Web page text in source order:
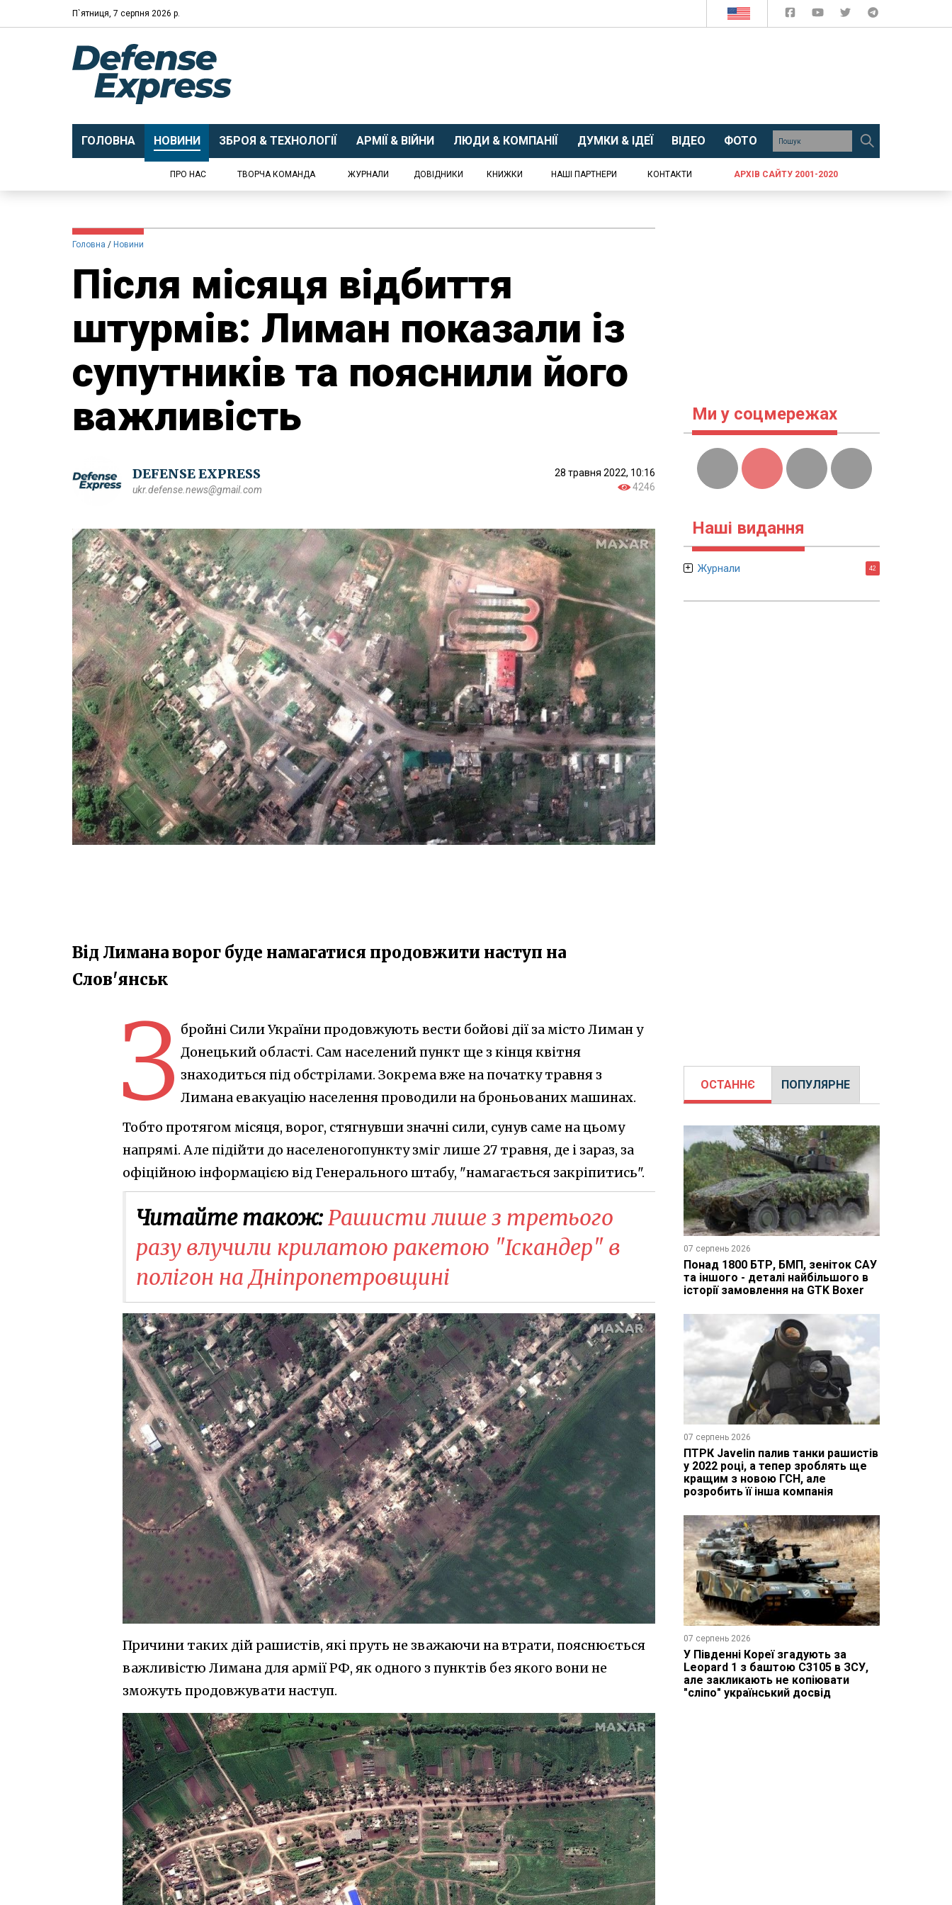
П`ятниця, 7 серпня 2026 р.
ГОЛОВНА НОВИНИ ЗБРОЯ & ТЕХНОЛОГІЇ АРМІЇ & ВІЙНИ ЛЮДИ & КОМПАНІЇ ДУМКИ & ІДЕЇ ВІДЕО ФОТО
ПРО НАС ТВОРЧА КОМАНДА ЖУРНАЛИ ДОВІДНИКИ КНИЖКИ НАШІ ПАРТНЕРИ КОНТАКТИ АРХІВ САЙТУ 2001-2020
Головна Новини
Після місяця відбиття
штурмів: Лиман показали із
супутників та пояснили його
важливість
DEFENSE EXPRESS
ukr.defense.news@gmail.com
28 травня 2022, 10:16
4246
Від Лимана ворог буде намагатися продовжити наступ на
Слов'янськ
З бройні Сили України продовжують вести бойові дії за місто Лиман у
Донецький області. Сам населений пункт ще з кінця квітня
знаходиться під обстрілами. Зокрема вже на початку травня з
Лимана евакуацію населення проводили на броньованих машинах.
Тобто протягом місяця, ворог, стягнувши значні сили, сунув саме на цьому
напрямі. Але підійти до населеногопункту зміг лише 27 травня, де і зараз, за
офіційною інформацією від Генерального штабу, "намагається закріпитись".
Читайте також:Рашисти лише з третього
разу влучили крилатою ракетою "Іскандер" в
полігон на Дніпропетровщині
Причини таких дій рашистів, які пруть не зважаючи на втрати, пояснюється
важливістю Лимана для армії РФ, як одного з пунктів без якого вони не
зможуть продовжувати наступ.
Ми у соцмережах
Наші видання
Журнали 42
ОСТАННЄ ПОПУЛЯРНЕ
07 серпень 2026
Понад 1800 БТР, БМП, зеніток САУ
та іншого - деталі найбільшого в
історії замовлення на GTK Boxer
07 серпень 2026
ПТРК Javelin палив танки рашистів
у 2022 році, а тепер зроблять ще
кращим з новою ГСН, але
розробить її інша компанія
07 серпень 2026
У Південні Кореї згадують за
Leopard 1 з баштою C3105 в ЗСУ,
але закликають не копіювати
"сліпо" український досвід